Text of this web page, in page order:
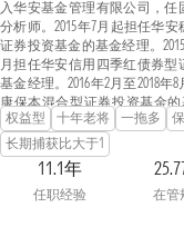
入华安基金管理有限公司，任
分析师。2015年7月起担任华
证券投资基金的基金经理。
月担任华安信用四季红债券型
基金经理。2016年2月至2018年
康保本混合型证券投资基金的
年8月起，同时担任华安安康灵
券投资基金（由华安安康保本
基金转型而来）的基金经理。
年3月，同时担任华安聚利18个
型证券投资基金的基金经理。
权益型 十年老将 一拖多
长期捕获比大于1
11.1年
任职经验 在管